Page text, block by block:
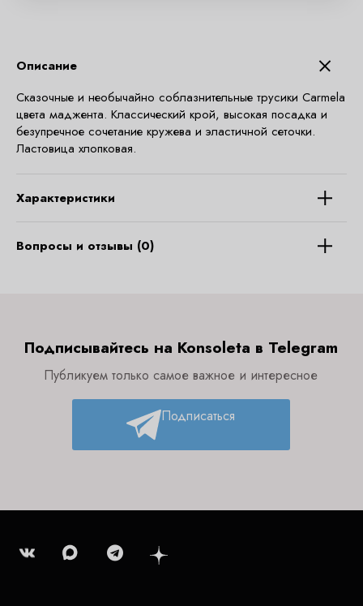
Описание
Сказочные и необычайно соблазнительные трусики Carmela
цвета маджента. Классический крой, высокая посадка и
безупречное сочетание кружева и эластичной сеточки.
Ластовица хлопковая.
Характеристики
Вопросы и отзывы (0)
Подписывайтесь на Konsoleta в Telegram
Публикуем только самое важное и интересное
Подписаться